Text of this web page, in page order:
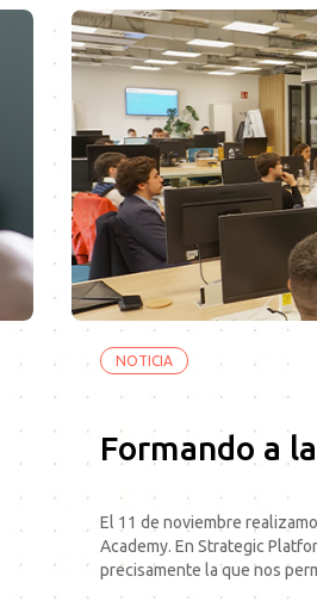
NOTICIA
Formando a
El 11 de noviembre
Academy. En Strategic
precisamente la que nos